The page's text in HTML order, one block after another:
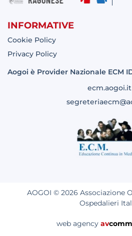
INFORMATIVE
Cookie Policy
Privacy Policy
Aogoi è Provider Nazionale ECM
ecm.aogoi.it
AOGOI © 2026 Associazione
Ospedalieri
web agency av